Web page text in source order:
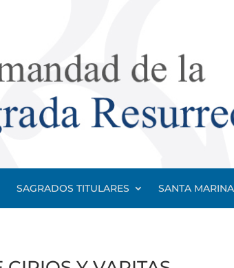
SAGRADOS TITULARES SANTA MARINA